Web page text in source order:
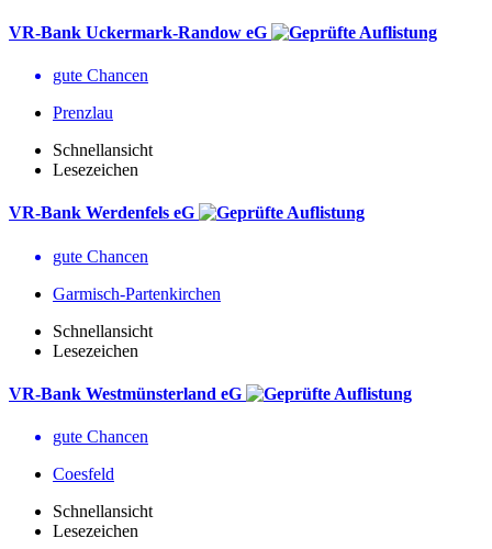
VR-Bank Uckermark-Randow eG
gute Chancen
Prenzlau
Schnellansicht
Lesezeichen
VR-Bank Werdenfels eG
gute Chancen
Garmisch-Partenkirchen
Schnellansicht
Lesezeichen
VR-Bank Westmünsterland eG
gute Chancen
Coesfeld
Schnellansicht
Lesezeichen